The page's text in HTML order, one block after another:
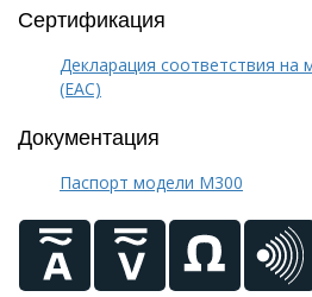
Сертификация
Декларация соответствия на
(EAC)
Документация
Паспорт модели M300